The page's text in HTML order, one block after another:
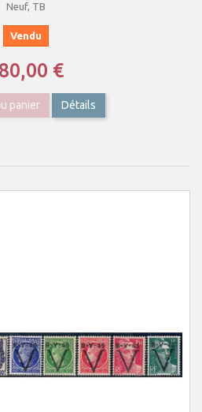
Neuf, TB
Vendu
€
panier Détails